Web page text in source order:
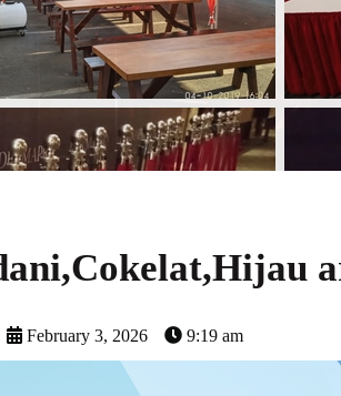
February 3, 2026 9:19 am